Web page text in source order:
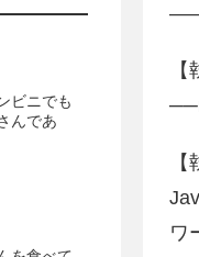
ビニでも
んであ
――
ワ